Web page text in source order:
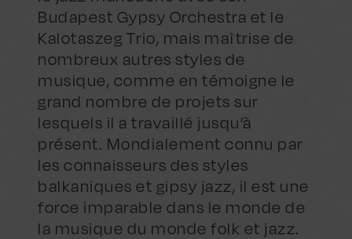
Budapest Gypsy Orchestra et le
Kalotaszeg Trio, mais maîtrise de
nombreux autres styles de
musique, comme en témoigne le
grand nombre de projets sur
lesquels il a travaillé jusqu’à
présent. Mondialement connu par
les connaisseurs des styles
balkaniques et gipsy jazz, il est une
force imparable dans le monde de
la musique du monde folk et jazz.